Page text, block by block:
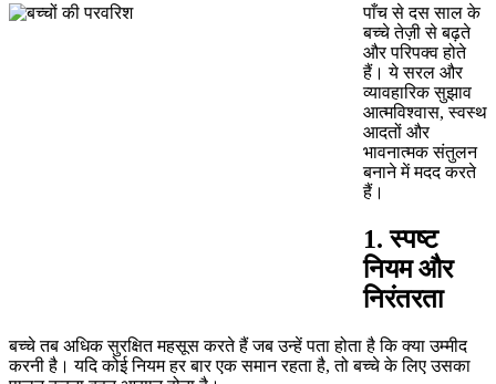
पाँच से दस साल के
बच्चे तेज़ी से बढ़ते
और परिपक्व होते
हैं। ये सरल और
व्यावहारिक सुझाव
आत्मविश्वास, स्वस्थ
आदतों और
भावनात्मक संतुलन
बनाने में मदद करते
हैं।
1. स्पष्ट
नियम और
निरंतरता
बच्चे तब अधिक सुरक्षित महसूस करते हैं जब उन्हें पता होता है कि क्या उम्मीद
करनी है। यदि कोई नियम हर बार एक समान रहता है, तो बच्चे के लिए उसका